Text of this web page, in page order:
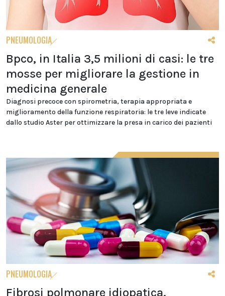
PNEUMOLOGIA
Bpco, in Italia 3,5 milioni di casi: le tre
mosse per migliorare la gestione in
medicina generale
Diagnosi precoce con spirometria, terapia appropriata e
miglioramento della funzione respiratoria: le tre leve indicate
dallo studio Aster per ottimizzare la presa in carico dei pazienti
PNEUMOLOGIA
Fibrosi polmonare idiopatica,